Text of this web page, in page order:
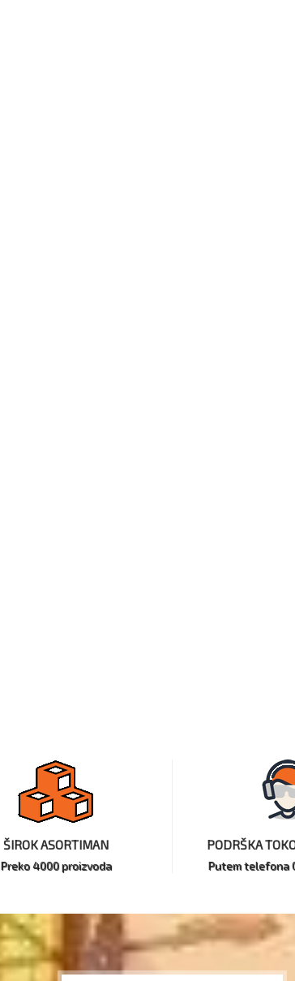
ŠIROK ASORTIMAN
Preko 4000 proizvoda
PODRŠKA
Putem telefona